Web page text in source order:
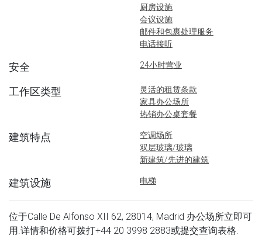
厨房设施
会议设施
邮件和包裹处理服务
电话接听
安全 24小时营业
工作区类型
灵活的租赁条款
家具办公场所
热销办公桌套餐
建筑特点
空调场所
双层玻璃/玻璃
新建筑/先进的建筑
建筑设施 电梯
位于Calle De Alfonso XII 62, 28014, Madrid 办公场所立即可
用.详情和价格可拨打+44 20 3998 2883或提交查询表格.